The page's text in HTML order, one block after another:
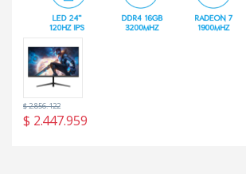
$ 2.447.959
$2.856.122